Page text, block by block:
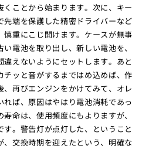
ことから始まります。次に、キー
端を保護した精密ドライバーなど
慎重にこじ開けます。ケースが無事
電池を取り出し、新しい電池を、
えないようにセットします。あと
チッと音がするまではめ込めば、作
再びエンジンをかけてみて、オレ
れば、原因はやはり電池消耗であっ
命は、使用頻度にもよりますが、
。警告灯が点灯した、ということ
交換時期を迎えたという、明確な